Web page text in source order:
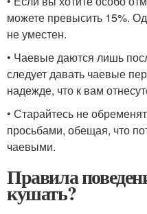
можете превысить 15%.
не уместен.
• Чаевые даются лишь
следует давать чаевые
надежде, что к вам
• Старайтесь не
просьбами, обещая, что
чаевыми.
Правила
кушать?